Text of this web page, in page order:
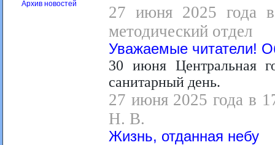
Архив новостей
27 июня 2025 года в
методический отдел
Уважаемые читатели!
30 июня Центральная
санитарный день.
27 июня 2025 года в
Н. В.
Жизнь, отданная небу